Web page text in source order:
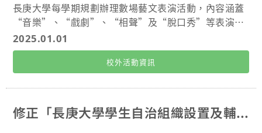
長庚大學每學期規劃辦理數場藝文表演活動，內容涵蓋
“音樂”、“戲劇”、“相聲”及“脫口秀”等表演類
型，誠摯邀請各藝文團體至學校演出，希望透過表演團
體精湛的演出，帶給全校教職員生不同的娛樂體驗，同
時陶冶師生藝文氣息、培養人文素養。 長庚大學藝文活
動辦理時間：(第一學期)3-5月、(第二學期)10-11月 長
庚大學藝文活動徵件時間：(第一學期)1月1日前、(第二
學期)6月1日前 有興趣的表演團體，請將表演企畫書透
過電子郵件寄至D000020371@cgu.edu.tw信箱，有任
2025.01.01
校外活動資訊
修正「長庚大學學生自治組織設置及輔導辦法」部分條文